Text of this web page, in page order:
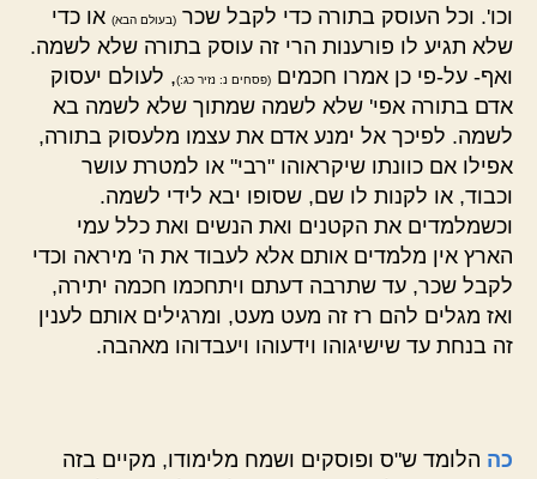
וכו'. וכל העוסק בתורה כדי לקבל שכר (בעולם הבא) או כדי
שלא תגיע לו פורענות הרי זה עוסק בתורה שלא לשמה.
ואף- על-פי כן אמרו חכמים (פסחים נ: נזיר כג:), לעולם יעסוק
אדם בתורה אפי' שלא לשמה שמתוך שלא לשמה בא
לשמה. לפיכך אל ימנע אדם את עצמו מלעסוק בתורה,
אפילו אם כוונתו שיקראוהו "רבי" או למטרת עושר
וכבוד, או לקנות לו שם, שסופו יבא לידי לשמה.
וכשמלמדים את הקטנים ואת הנשים ואת כלל עמי
הארץ אין מלמדים אותם אלא לעבוד את ה' מיראה וכדי
לקבל שכר, עד שתרבה דעתם ויתחכמו חכמה יתירה,
ואז מגלים להם רז זה מעט מעט, ומרגילים אותם לענין
זה בנחת עד שישיגוהו וידעוהו ויעבדוהו מאהבה.
כה הלומד ש"ס ופוסקים ושמח מלימודו, מקיים בזה